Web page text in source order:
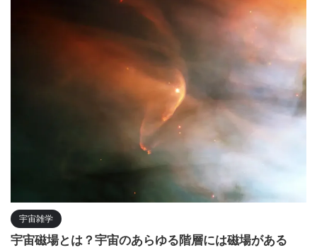
宇宙雑学
宇宙磁場とは？宇宙のあらゆる階層には磁場がある